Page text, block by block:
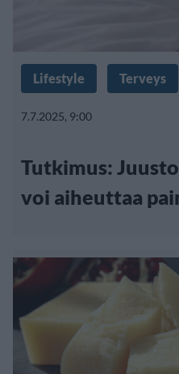
Lifestyle Terveys
7.7.2025, 9:00
Tutkimus:
voi aiheuttaa